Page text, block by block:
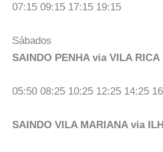
07:15 09:15 17:15 19:15
Sábados
SAINDO PENHA via VILA RICA
05:50 08:25 10:25 12:25 14:25
SAINDO VILA MARIANA via